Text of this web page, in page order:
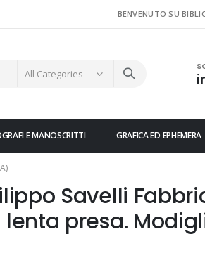
BENVENUTO SU
E MANOSCRITTI GRAFICA ED EPHEMERA
Savelli
lenta presa.